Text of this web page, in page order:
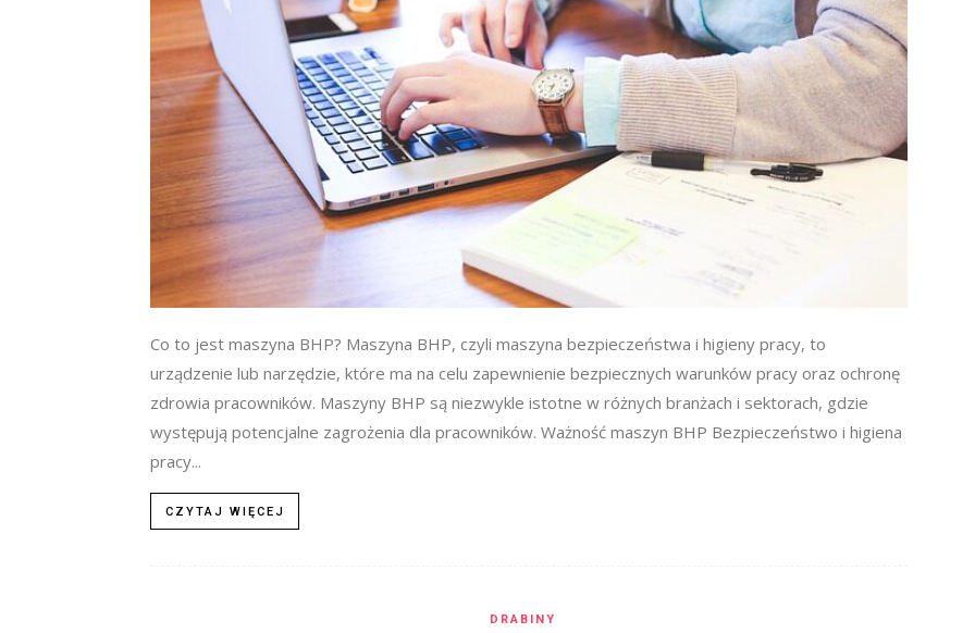
Co to jest maszyna BHP? Maszyna BHP, czyli maszyna bezpieczeństwa i higieny pracy, to
urządzenie lub narzędzie, które ma na celu zapewnienie bezpiecznych warunków pracy oraz ochronę
zdrowia pracowników. Maszyny BHP są niezwykle istotne w różnych branżach i sektorach, gdzie
występują potencjalne zagrożenia dla pracowników. Ważność maszyn BHP Bezpieczeństwo i higiena
pracy...
CZYTAJ WIĘCEJ
DRABINY